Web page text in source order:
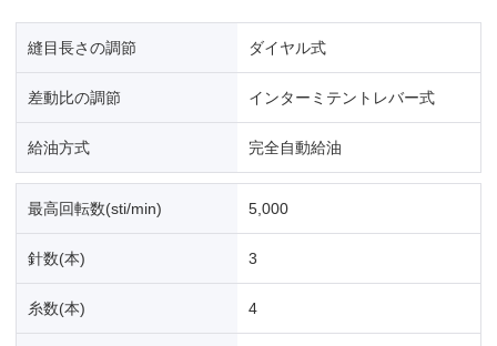
縫目長さの調節 ダイヤル式
差動比の調節 インターミテントレバー式
給油方式 完全自動給油
最高回転数(sti/min) 5,000
針数(本) 3
糸数(本) 4